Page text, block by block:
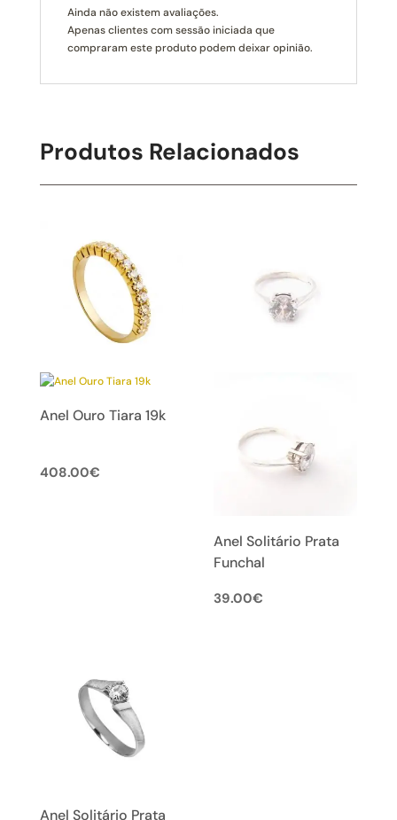
Ainda não existem avaliações.
Apenas clientes com sessão iniciada que
compraram este produto podem deixar opinião.
Produtos Relacionados
Anel Ouro Tiara 19k
408.00€
Anel Solitário Prata
Funchal
39.00€
Anel Solitário Prata